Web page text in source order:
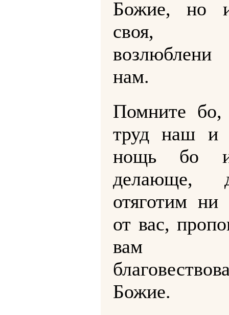
Божие, но
своя,
нам.
Помните бо,
труд наш и
нощь бо
делающе,
отяготим ни
от вас,
вам
Божие.